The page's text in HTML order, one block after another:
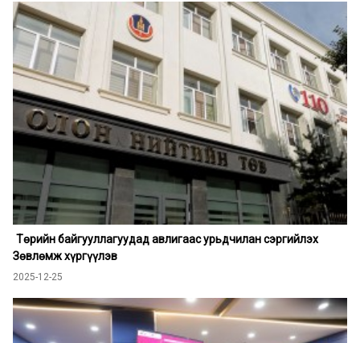
Төрийн байгууллагуудад авлигаас урьдчилан сэргийлэх
Зөвлөмж хүргүүлэв
2025-12-25